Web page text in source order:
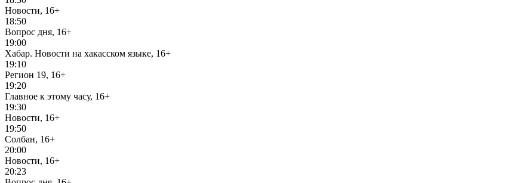
Новости, 16+
18:50
Вопрос дня, 16+
19:00
Хабар. Новости на хакасском языке, 16+
19:10
Регион 19, 16+
19:20
Главное к этому часу, 16+
19:30
Новости, 16+
19:50
Солбан, 16+
20:00
Новости, 16+
20:23